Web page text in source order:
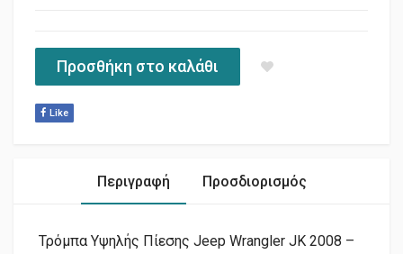
Προσθήκη στο καλάθι
Like
Περιγραφή Προσδιορισμός
Τρόμπα Υψηλής Πίεσης Jeep Wrangler JK 2008 –